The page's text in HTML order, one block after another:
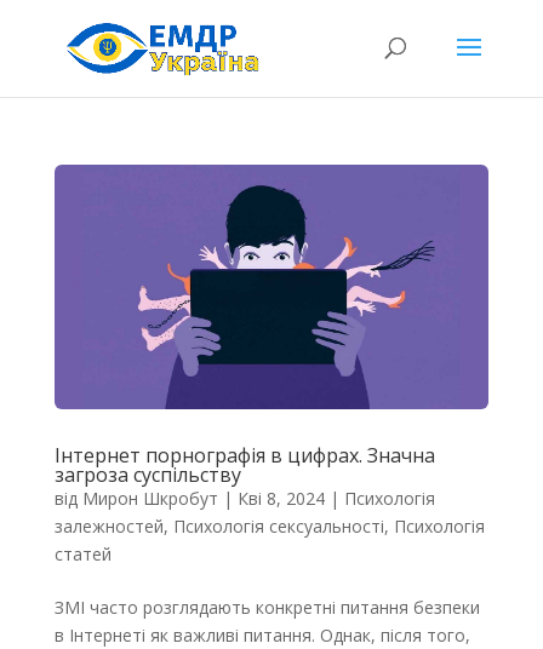
Інтернет порнографія в цифрах. Значна
загроза суспільству
від Мирон Шкробут | Кві 8, 2024| Психологія
залежностей, Психологія сексуальності, Психологія
статей
ЗМІ часто розглядають конкретні питання безпеки
в Інтернеті як важливі питання. Однак, після того,